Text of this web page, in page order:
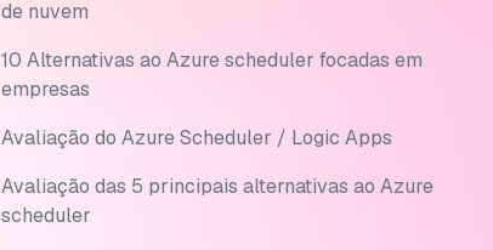
de nuvem
10 Alternativas ao Azure scheduler focadas em
empresas
Avaliação do Azure Scheduler / Logic Apps
Avaliação das 5 principais alternativas ao Azure
scheduler